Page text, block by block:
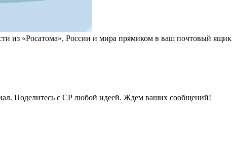
из «Росатома», России и мира прямиком в ваш почтовый ящик
Поделитесь с СР любой идеей. Ждем ваших сообщений!